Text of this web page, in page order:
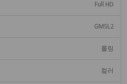
Full HD
GMSL2
롤링
컬러